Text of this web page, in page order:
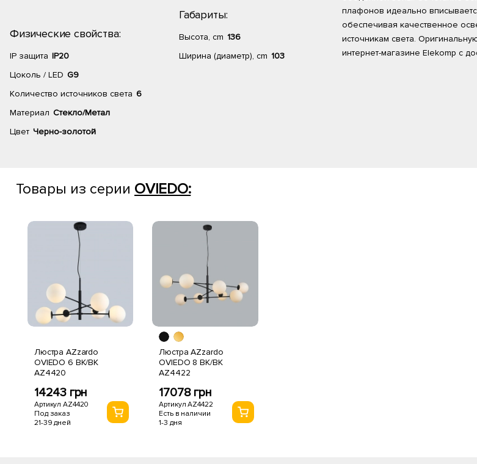
Физические свойства:
IP защита IP20
Цоколь / LED G9
Количество источников света 6
Материал Стекло/Метал
Цвет Черно-золотой
Габариты:
Высота, cm 136
Ширина (диаметр), cm 103
плафонов идеально
обеспечивая качественное
источникам света.
интернет-магазине Elekomp с
Товары из серии OVIEDO:
Люстра AZzardo
OVIEDO 6 BK/BK
AZ4420
14243 грн
Артикул AZ4420
Под заказ
21-39 дней
Люстра AZzardo
OVIEDO 8 BK/BK
AZ4422
17078 грн
Артикул AZ4422
Есть в наличии
1-3 дня